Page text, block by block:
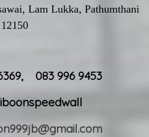
Lam Lukka, Pathumthani
12150
083 996 9453